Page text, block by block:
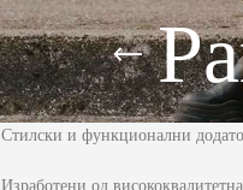
Стилски и функционални
Изработени од